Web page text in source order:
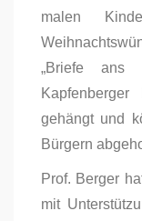
malen
„Briefe ans
gehängt und
Bürgern
Prof. Berger
mit